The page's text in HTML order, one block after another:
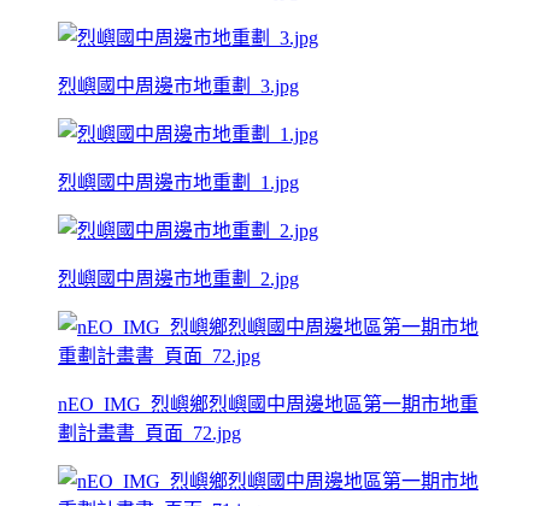
烈嶼國中周邊市地重劃_3.jpg
烈嶼國中周邊市地重劃_1.jpg
烈嶼國中周邊市地重劃_2.jpg
nEO_IMG_烈嶼鄉烈嶼國中周邊地區第一期市地重
劃計畫書_頁面_72.jpg